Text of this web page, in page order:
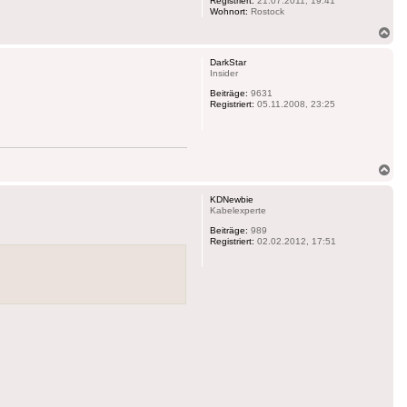
Wohnort: Rostock
DarkStar
Insider
Beiträge: 9631
Registriert: 05.11.2008, 23:25
KDNewbie
Kabelexperte
Beiträge: 989
Registriert: 02.02.2012, 17:51